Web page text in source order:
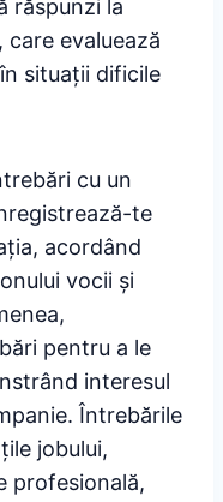
răspunzi la
evaluează
situații dificile
cu un
te
acordând
vocii și
pentru a le
interesul
Întrebările
jobului,
profesională,